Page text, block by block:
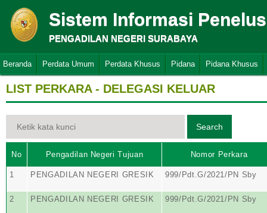
Sistem Informasi
PENGADILAN NEGERI SURABAYA
Beranda Perdata Umum Perdata Khusus Pidana Pidana Khusus
LIST PERKARA - DELEGASI KELUAR
No Pengadilan Negeri Tujuan Nomor Perkara
1 PENGADILAN NEGERI GRESIK 999/Pdt.G/2021/PN Sby
2 PENGADILAN NEGERI GRESIK 999/Pdt.G/2021/PN Sby